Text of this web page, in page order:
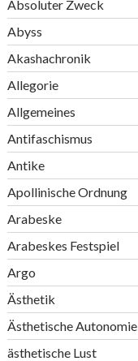
Absoluter Zweck
Abyss
Akashachronik
Allegorie
Allgemeines
Antifaschismus
Antike
Apollinische Ordnung
Arabeske
Arabeskes Festspiel
Argo
Ästhetik
Ästhetische Autonomie
ästhetische Lust